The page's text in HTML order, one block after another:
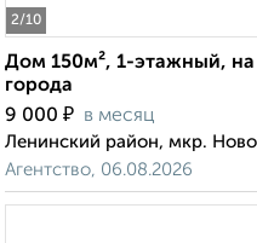
2/10
Дом 150м², 1-этажный, на
города
9 000 ₽ в месяц
Ленинский район, мкр.
Агентство, 06.08.2026